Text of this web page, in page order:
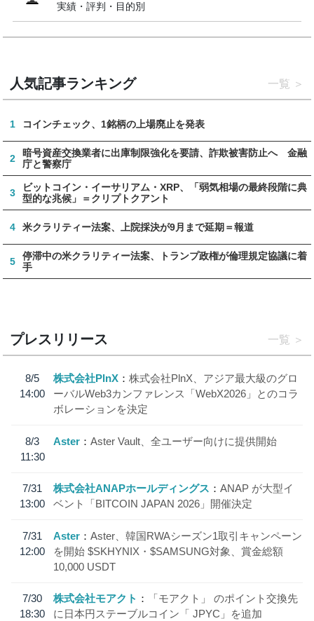
実績・評判・目的別
人気記事ランキング 一覧
1 コインチェック、1銘柄の上場廃止を発表
2
暗号資産交換業者に出庫制限強化を要請、詐欺被害防止へ 金融
庁と警察庁
3
ビットコイン・イーサリアム・XRP、「弱気相場の最終段階に典
型的な兆候」＝クリプトクアント
4 米クラリティー法案、上院採決が9月まで延期＝報道
5
停滞中の米クラリティー法案、トランプ政権が倫理規定協議に着
手
プレスリリース 一覧
8/5
14:00
株式会社PlnX
株式会社PlnX、アジア最大級のグロ
ーバルWeb3カンファレンス「WebX2026」とのコラ
ボレーションを決定
8/3
11:30
Aster Aster Vault、全ユーザー向けに提供開始
7/31
13:00
株式会社ANAPホールディングス
ANAP が大型イ
ベント「BITCOIN JAPAN 2026」開催決定
7/31
12:00
Aster
Aster、韓国RWAシーズン1取引キャンペーン
を開始 $SKHYNIX・$SAMSUNG対象、賞金総額
10,000 USDT
7/30
18:30
株式会社モアクト
「モアクト」 のポイント交換先
に日本円ステーブルコイン「 JPYC」を追加